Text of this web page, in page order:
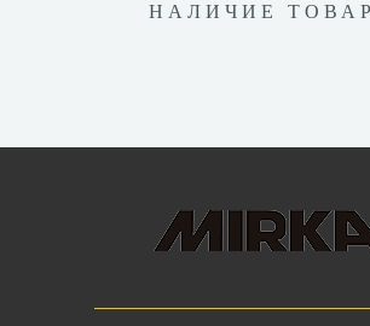
НАЛИЧИЕ